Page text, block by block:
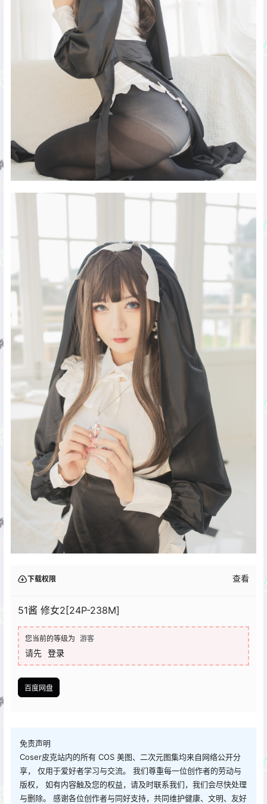
下载权限 查看
51酱 修女2[24P-238M]
您当前的等级为 游客
请先 登录
百度网盘
免责声明
Coser皮克站内的所有 COS 美图、二次元图集均来自网络公开分
享， 仅用于爱好者学习与交流。 我们尊重每一位创作者的劳动与
版权， 如有内容触及您的权益，请及时联系我们，我们会尽快处理
与删除。 感谢各位创作者与同好支持，共同维护健康、文明、友好